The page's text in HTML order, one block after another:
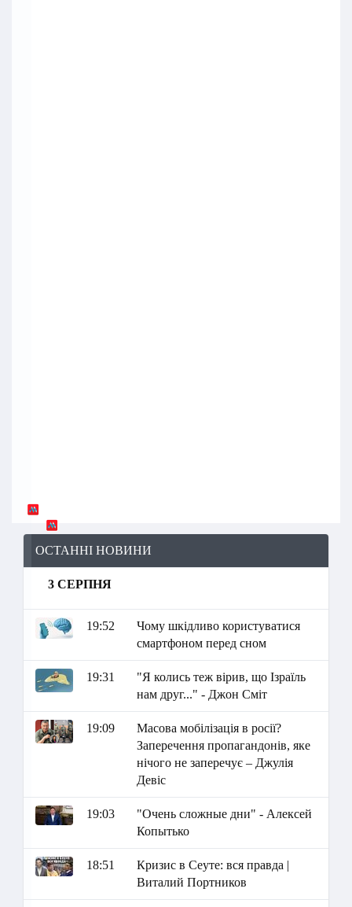
ОСТАННІ НОВИНИ
3 СЕРПНЯ
19:52
Чому шкідливо користуватися
смартфоном перед сном
19:31
"Я колись теж вірив, що Ізраїль
нам друг..." - Джон Сміт
19:09
Масова мобілізація в росії?
Заперечення пропагандонів, яке
нічого не заперечує – Джулія
Девіс
19:03
"Очень сложные дни" - Алексей
Копытько
18:51
Кризис в Сеуте: вся правда |
Виталий Портников